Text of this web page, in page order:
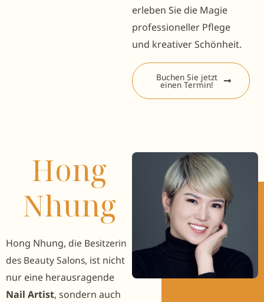
erleben Sie die Magie
professioneller Pflege
und kreativer Schönheit.
Buchen Sie jetzt
einen Termin!
Hong
Nhung
Hong Nhung, die Besitzerin
des Beauty Salons, ist nicht
nur eine herausragende
Nail Artist, sondern auch